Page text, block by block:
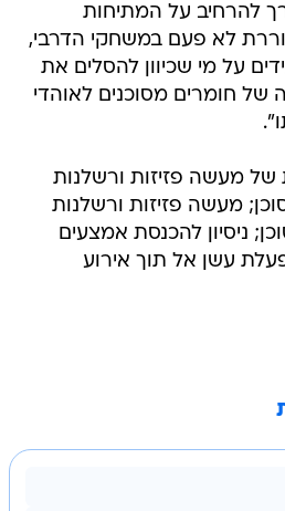
להרחיב על המתיחות
לא פעם במשחקי הדרבי,
על מי שכיוון להסלים את
של חומרים מסוכנים לאוהדי
של מעשה פזיזות ורשלנות
מעשה פזיזות ורשלנות
ניסיון להכנסת אמצעים
עשן אל תוך אירוע